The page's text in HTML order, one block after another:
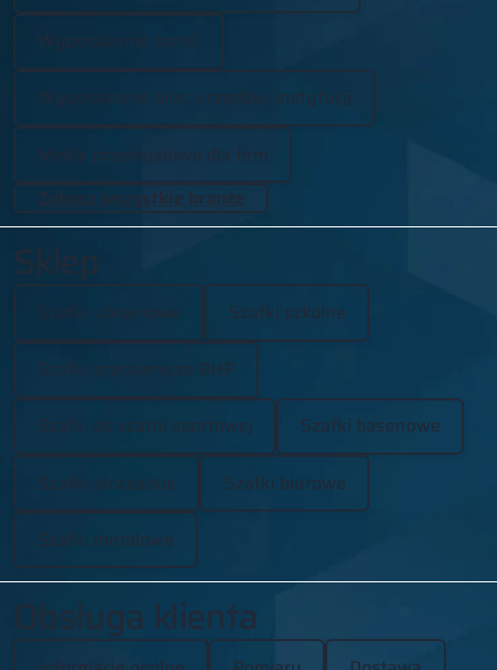
Zobacz wszystkie branże
Szafki szkolne
Szafki do szatni sportowej Szafki basenowe
Szafki strażackie Szafki biurowe
Szafki metalowe
Obsługa klienta